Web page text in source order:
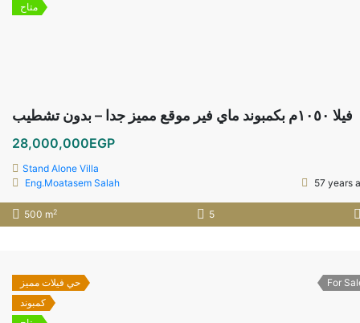
متاح
فيلا ١٠٥٠م بكمبوند ماي فير موقع مميز جدا – بدون تشطيب
28,000,000EGP
Stand Alone Villa
Eng.Moatasem Salah
57 years
500 m2 5
حي فيلات مميز
كمبوند
For